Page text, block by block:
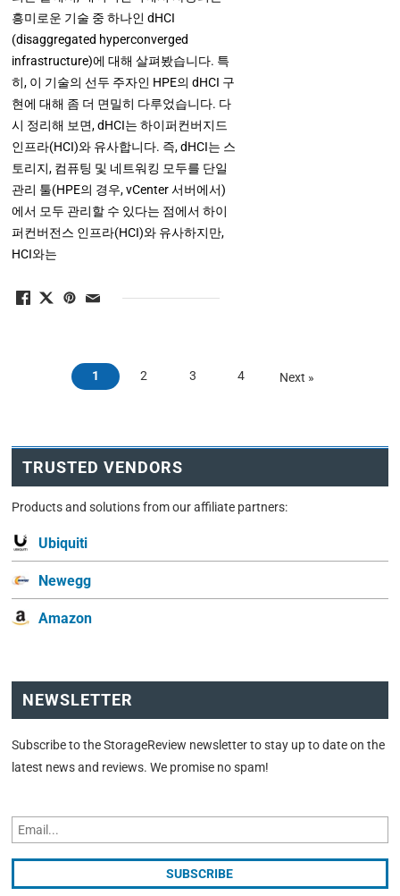
흥미로운 기술 중 하나인 dHCI
(disaggregated hyperconverged
infrastructure)에 대해 살펴봤습니다. 특
히, 이 기술의 선두 주자인 HPE의 dHCI 구
현에 대해 좀 더 면밀히 다루었습니다. 다
시 정리해 보면, dHCI는 하이퍼컨버지드
인프라(HCI)와 유사합니다. 즉, dHCI는 스
토리지, 컴퓨팅 및 네트워킹 모두를 단일
관리 툴(HPE의 경우, vCenter 서버에서)
에서 모두 관리할 수 있다는 점에서 하이
퍼컨버전스 인프라(HCI)와 유사하지만,
HCI와는
1 2 3 4 Next »
TRUSTED VENDORS
Products and solutions from our affiliate partners:
Ubiquiti
Newegg
Amazon
NEWSLETTER
Subscribe to the StorageReview newsletter to stay up to date on the
latest news and reviews. We promise no spam!